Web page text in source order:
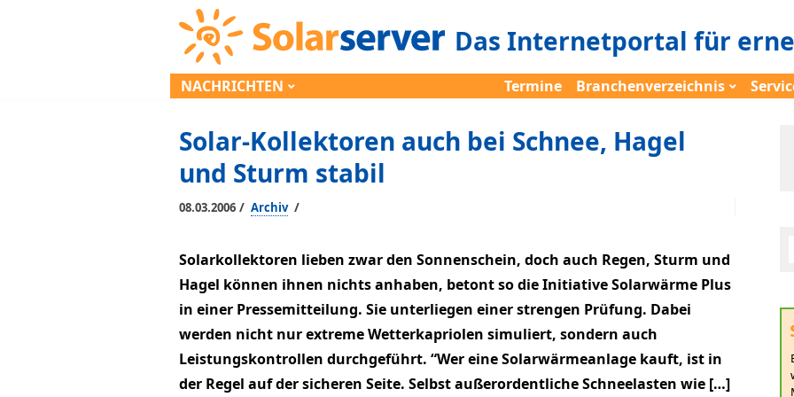
Das Internetportal für
NACHRICHTEN Termine Branchenverzeichnis
Solar-Kollektoren auch bei Schnee, Hagel
und Sturm stabil
08.03.2006 / Archiv /
Solarkollektoren lieben zwar den Sonnenschein, doch auch Regen, Sturm und
Hagel können ihnen nichts anhaben, betont so die Initiative Solarwärme Plus
in einer Pressemitteilung. Sie unterliegen einer strengen Prüfung. Dabei
werden nicht nur extreme Wetterkapriolen simuliert, sondern auch
Leistungskontrollen durchgeführt. “Wer eine Solarwärmeanlage kauft, ist in
der Regel auf der sicheren Seite. Selbst außerordentliche Schneelasten wie […]